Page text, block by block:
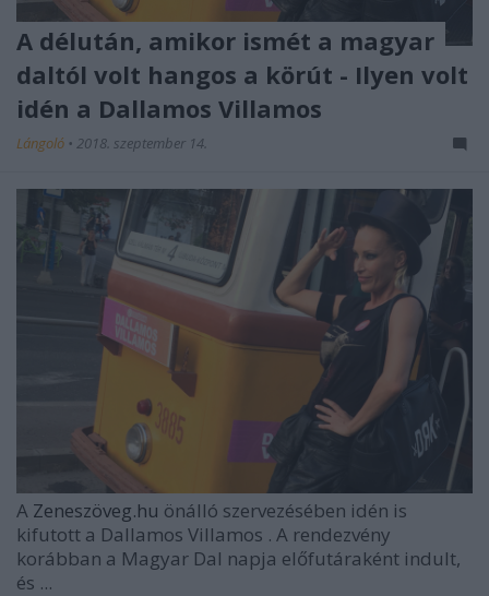
A délután, amikor ismét a magyar
daltól volt hangos a körút - Ilyen volt
idén a Dallamos Villamos
Lángoló • 2018. szeptember 14.
A Zeneszöveg.hu önálló szervezésében idén is
kifutott a Dallamos Villamos . A rendezvény
korábban a Magyar Dal napja előfutáraként indult,
és ...